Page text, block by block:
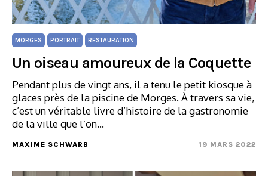
MORGES PORTRAIT RESTAURATION
Un oiseau amoureux de la Coquette
Pendant plus de vingt ans, il a tenu le petit kiosque à
glaces près de la piscine de Morges. À travers sa vie,
c’est un véritable livre d’histoire de la gastronomie
de la ville que l’on…
MAXIME SCHWARB 19 MARS 2022